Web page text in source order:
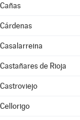
Cañas
Cárdenas
Casalarreina
Castañares de Rioja
Castroviejo
Cellorigo